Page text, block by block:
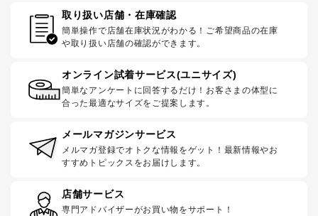
取り扱い店舗・在庫確認
簡単操作で店舗在庫状況がわかる！ご希望商品の在庫
や取り扱い店舗の確認ができます。
オンライン試着サービス(ユニサイズ)
簡単なアンケートに回答するだけ！お客さまの体型に
合った最適なサイズをご提案します。
メールマガジンサービス
メルマガ登録でオトクな情報をゲット！最新情報やお
すすめトピックスをお届けします。
店舗サービス
専門アドバイザーがお買い物をサポート！